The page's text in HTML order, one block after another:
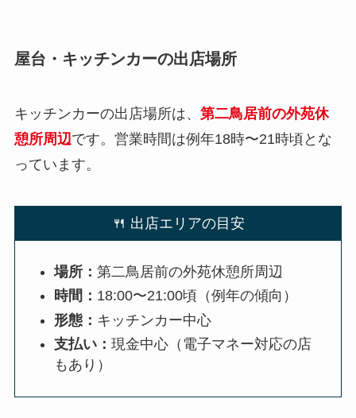
屋台・キッチンカーの出店場所
キッチンカーの出店場所は、 第二鳥居前の外苑休
憩所周辺です。営業時間は例年18時〜21時頃とな
っています。
🍴 出店エリアの目安
場所：第二鳥居前の外苑休憩所周辺
時間： 18:00〜21:00頃（例年の傾向）
形態： キッチンカー中心
支払い：現金中心（電子マネー対応の店
もあり）